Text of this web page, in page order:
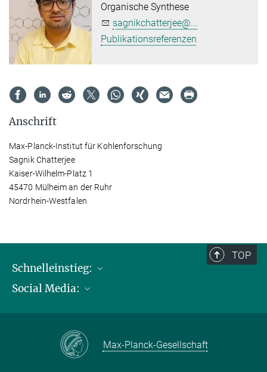
Organische Synthese
sagnikchatterjee@...
Publikationsreferenzen
Anschrift
Max-Planck-Institut für Kohlenforschung
Sagnik Chatterjee
Kaiser-Wilhelm-Platz 1
45470 Mülheim an der Ruhr
Nordrhein-Westfalen
TOP
Schnelleinstieg:
Publikationen
Kontakt und Anfahrtsbeschreibung
Social Media:
Max-Planck-Gesellschaft